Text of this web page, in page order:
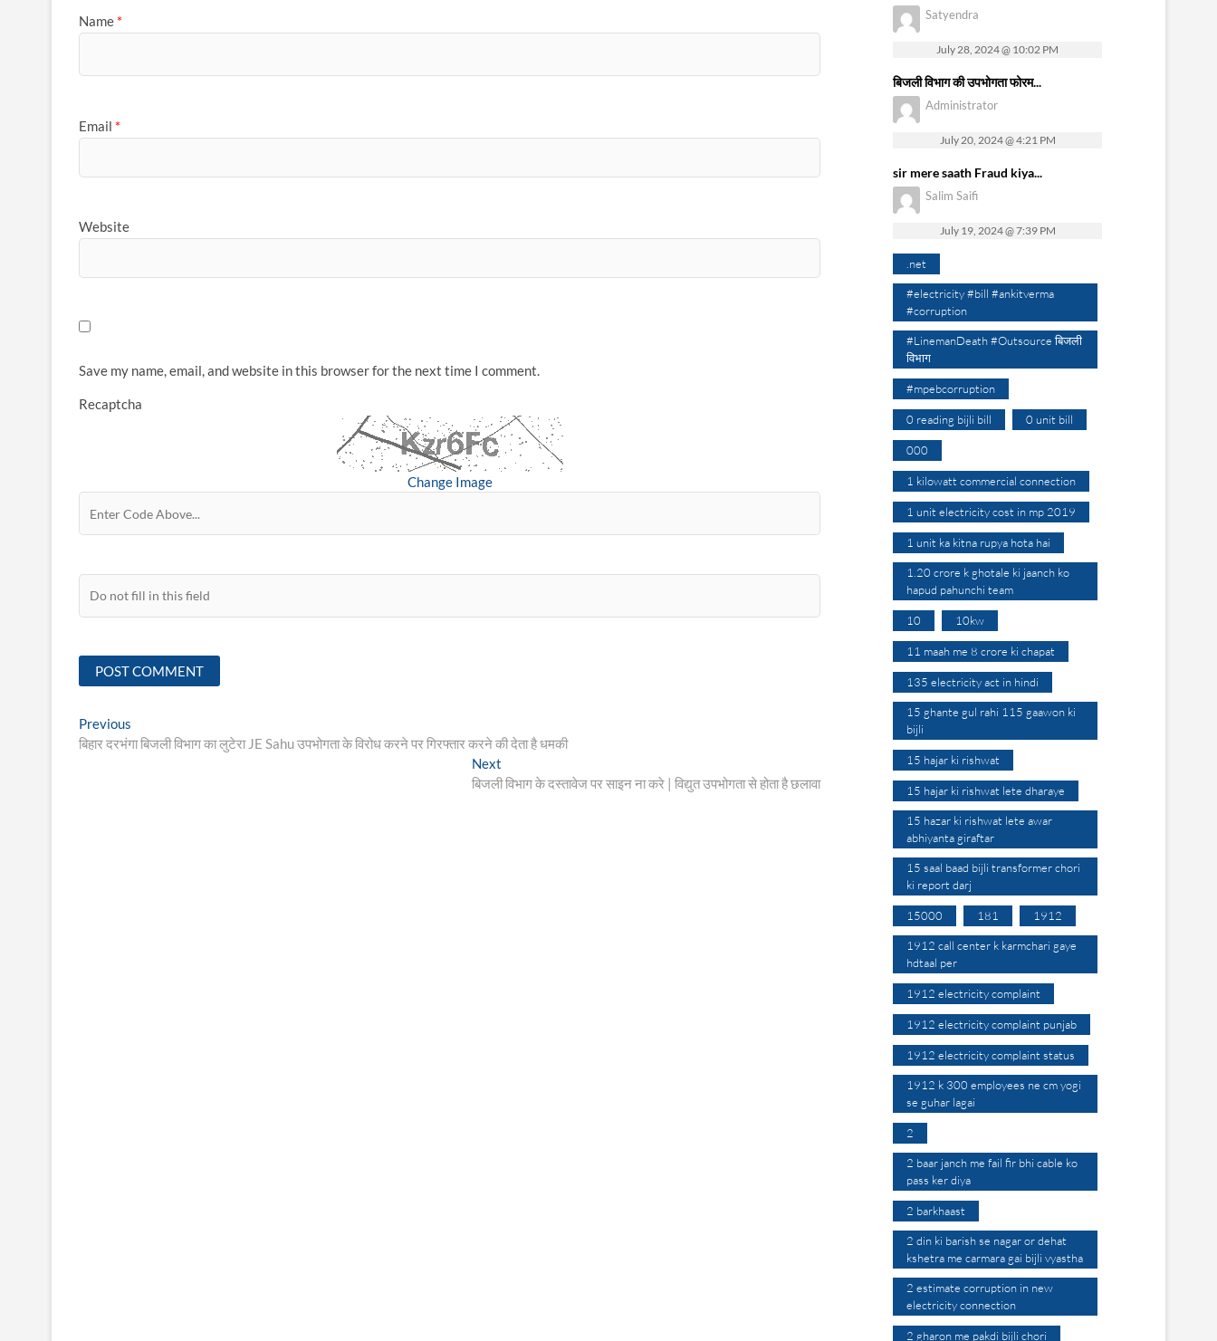
Name *
Email *
Website
Save my name, email, and website in this browser for the next time I comment.
Recaptcha
Change Image
Post
navigation
Previous
post:
बिहार दरभंगा बिजली विभाग का लुटेरा JE Sahu उपभोगता के विरोध करने पर गिरफ्तार करने की देता है धमकी
Next
post:
बिजली विभाग के दस्तावेज पर साइन ना करे | विद्युत उपभोगता से होता है छलावा
Satyendra
July 28, 2024 @ 10:02 PM
बिजली विभाग की उपभोगता फोरम...
Administrator
July 20, 2024 @ 4:21 PM
sir mere saath Fraud kiya...
Salim Saifi
July 19, 2024 @ 7:39 PM
.net
#electricity #bill #ankitverma
#corruption
#LinemanDeath #Outsource बिजली
विभाग
#mpebcorruption
0 reading bijli bill 0 unit bill
000
1 kilowatt commercial connection
1 unit electricity cost in mp 2019
1 unit ka kitna rupya hota hai
1.20 crore k ghotale ki jaanch ko
hapud pahunchi team
10 10kw
11 maah me 8 crore ki chapat
135 electricity act in hindi
15 ghante gul rahi 115 gaawon ki
bijli
15 hajar ki rishwat
15 hajar ki rishwat lete dharaye
15 hazar ki rishwat lete awar
abhiyanta giraftar
15 saal baad bijli transformer chori
ki report darj
15000 181 1912
1912 call center k karmchari gaye
hdtaal per
1912 electricity complaint
1912 electricity complaint punjab
1912 electricity complaint status
1912 k 300 employees ne cm yogi
se guhar lagai
2
2 baar janch me fail fir bhi cable ko
pass ker diya
2 barkhaast
2 din ki barish se nagar or dehat
kshetra me carmara gai bijli vyastha
2 estimate corruption in new
electricity connection
2 gharon me pakdi bijli chori